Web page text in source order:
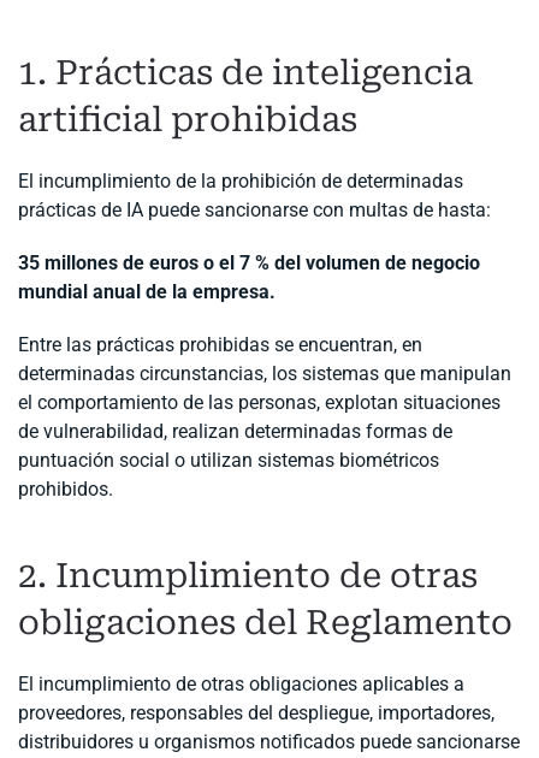
1. Prácticas de inteligencia
artificial prohibidas
El incumplimiento de la prohibición de determinadas
prácticas de IA puede sancionarse con multas de hasta:
35 millones de euros o el 7 % del volumen de negocio
mundial anual de la empresa.
Entre las prácticas prohibidas se encuentran, en
determinadas circunstancias, los sistemas que manipulan
el comportamiento de las personas, explotan situaciones
de vulnerabilidad, realizan determinadas formas de
puntuación social o utilizan sistemas biométricos
prohibidos.
2. Incumplimiento de otras
obligaciones del Reglamento
El incumplimiento de otras obligaciones aplicables a
proveedores, responsables del despliegue, importadores,
distribuidores u organismos notificados puede sancionarse